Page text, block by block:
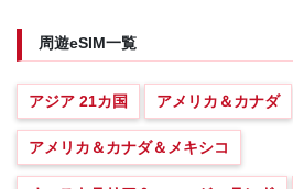
周遊eSIM一覧
アジア 21カ国 アメリカ＆カナダ
アメリカ＆カナダ＆メキシコ